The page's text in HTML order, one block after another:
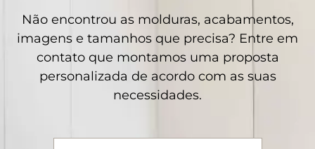
Não encontrou as molduras, acabamentos,
imagens e tamanhos que precisa? Entre em
contato que montamos uma proposta
personalizada de acordo com as suas
necessidades.